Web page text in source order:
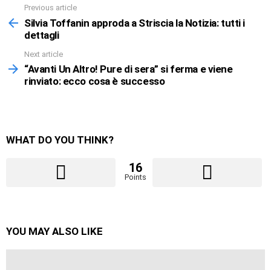
more
Previous article
Silvia Toffanin approda a Striscia la Notizia: tutti i
dettagli
Next article
“Avanti Un Altro! Pure di sera” si ferma e viene
rinviato: ecco cosa è successo
WHAT DO YOU THINK?
16
Points
YOU MAY ALSO LIKE